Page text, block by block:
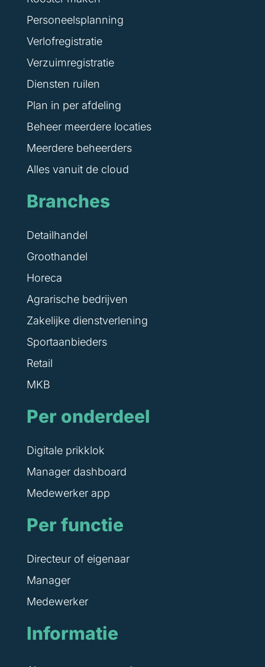
Personeelsplanning
Verlofregistratie
Verzuimregistratie
Diensten ruilen
Plan in per afdeling
Beheer meerdere locaties
Meerdere beheerders
Alles vanuit de cloud
Branches
Detailhandel
Groothandel
Horeca
Agrarische bedrijven
Zakelijke dienstverlening
Sportaanbieders
Retail
MKB
Per onderdeel
Digitale prikklok
Manager dashboard
Medewerker app
Per functie
Directeur of eigenaar
Manager
Medewerker
Informatie